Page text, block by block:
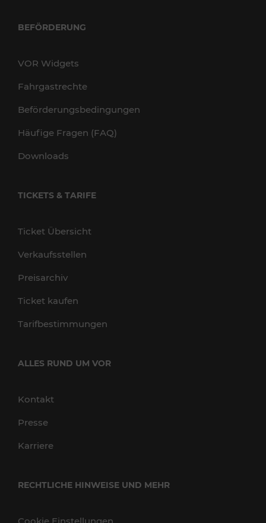
BEFÖRDERUNG
VOR Widgets
Fahrgastrechte
Beförderungsbedingungen
Häufige Fragen (FAQ)
Downloads
TICKETS & TARIFE
Ticket Übersicht
Verkaufsstellen
Preisarchiv
Ticket kaufen
Tarifbestimmungen
ALLES RUND UM VOR
Kontakt
Presse
Karriere
RECHTLICHE HINWEISE UND MEHR